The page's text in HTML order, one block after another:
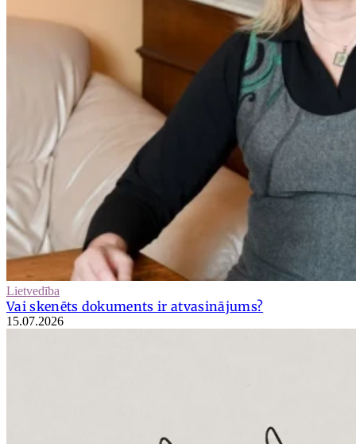
Lietvedība
Vai skenēts dokuments ir atvasinājums?
15.07.2026